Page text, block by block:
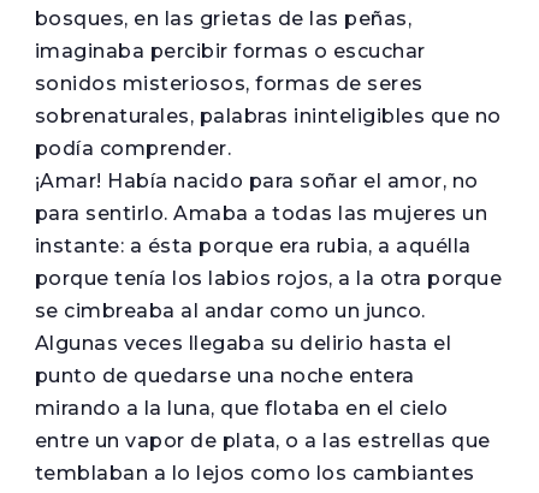
bosques, en las grietas de las peñas,
imaginaba percibir formas o escuchar
sonidos misteriosos, formas de seres
sobrenaturales, palabras ininteligibles que no
podía comprender.
¡Amar! Había nacido para soñar el amor, no
para sentirlo. Amaba a todas las mujeres un
instante: a ésta porque era rubia, a aquélla
porque tenía los labios rojos, a la otra porque
se cimbreaba al andar como un junco.
Algunas veces llegaba su delirio hasta el
punto de quedarse una noche entera
mirando a la luna, que flotaba en el cielo
entre un vapor de plata, o a las estrellas que
temblaban a lo lejos como los cambiantes